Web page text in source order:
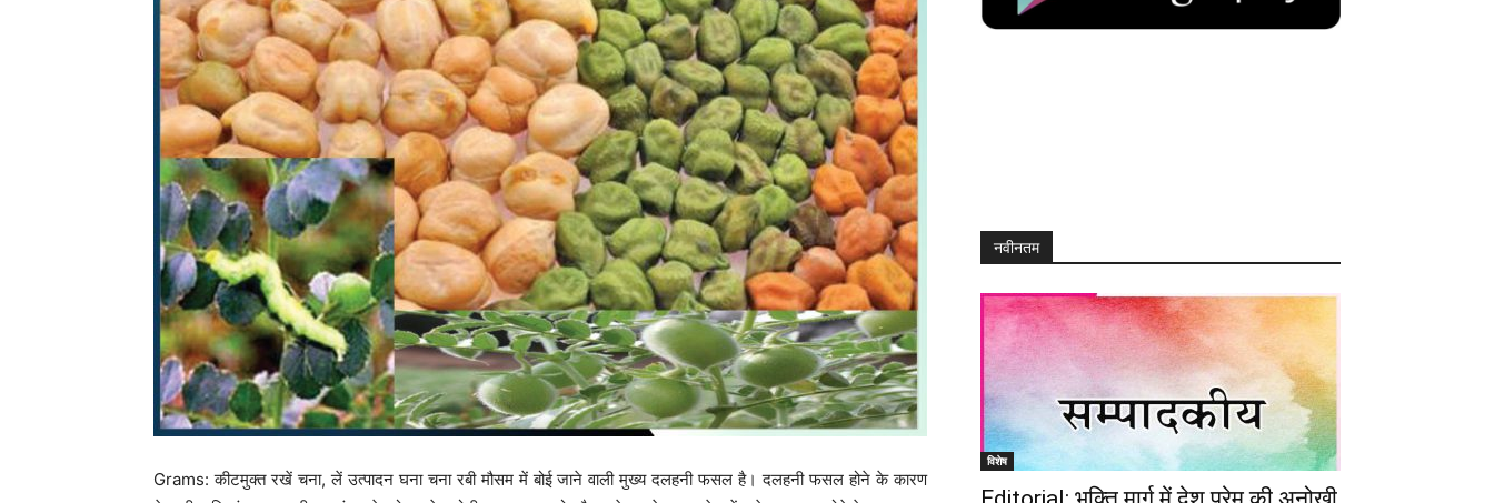
Grams: कीटमुक्त रखें चना, लें उत्पादन घना चना रबी मौसम में बोई जाने वाली मुख्य दलहनी फसल है। दलहनी फसल होने के कारण
नवीनतम
विशेष